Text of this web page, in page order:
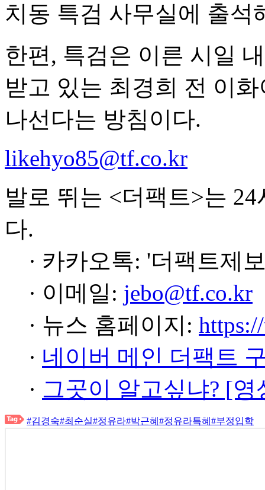
치동 특검 사무실에 출석
한편, 특검은 이른 시일
받고 있는 최경희 전 이
나선다는 방침이다.
likehyo85@tf.co.kr
발로 뛰는 <더팩트>는
다.
· 카카오톡: '더팩트제
· 이메일: jebo@tf.co.kr
· 뉴스 홈페이지:
· 네이버 메인 더팩트
· 그곳이 알고싶냐? [
#김경숙#최순실#정유라#박근혜 #정유라특혜 #부정입학